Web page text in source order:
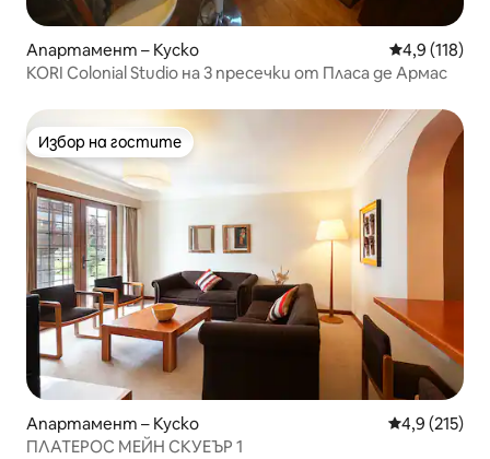
Апартамент – Куско Средна
4,9 (118)
KORI Colonial Studio на 3 пресечки от Пласа де Армас
Избор на гостите
Избор на гостите
Апартамент – Куско Средна
4,9 (215)
ПЛАТЕРОС МЕЙН СКУЕЪР 1